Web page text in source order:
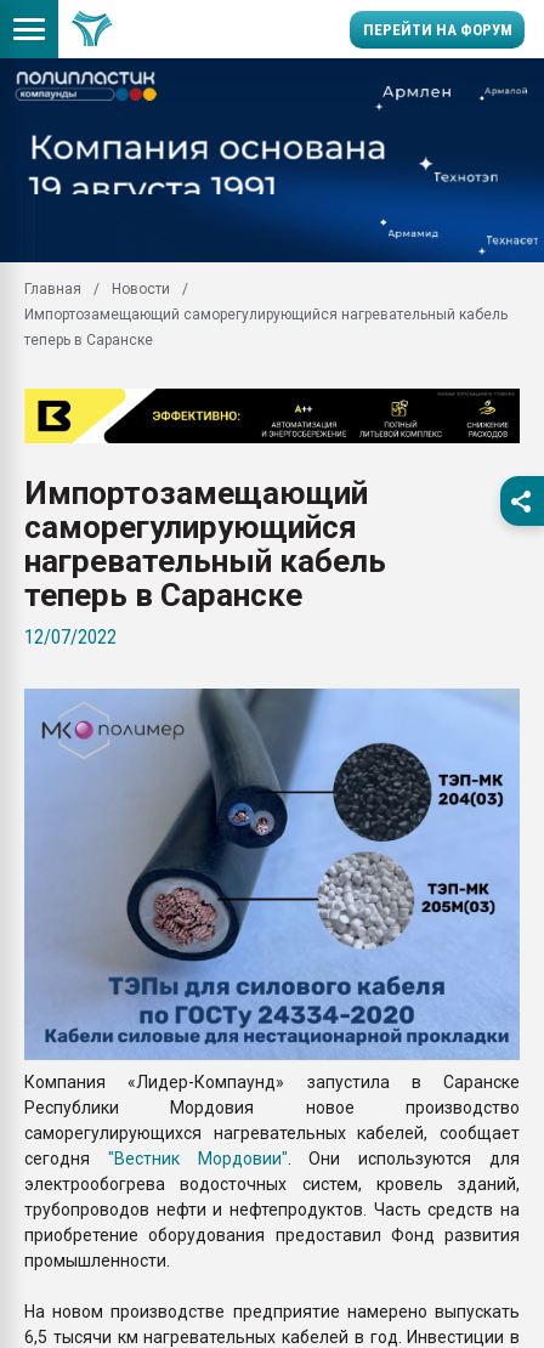
ПЕРЕЙТИ НА ФОРУМ
Вакуум-формовочные
28.07.2026
Всё, что касается
бутылок
вакуумного
Продам отходы
Armaloy PC/ABS-1IM
Главная
Новости
Импортозамещающий саморегулирующийся нагревательный кабель
теперь в Саранске
Импортозамещающий
саморегулирующийся
нагревательный кабель
теперь в Саранске
12/07/2022
Компания «Лидер-Компаунд» запустила в Саранске
Республики Мордовия новое производство
саморегулирующихся нагревательных кабелей, сообщает
сегодня "Вестник Мордовии" . Они используются для
электрообогрева водосточных систем, кровель зданий,
трубопроводов нефти и нефтепродуктов. Часть средств на
приобретение оборудования предоставил Фонд развития
промышленности.
На новом производстве предприятие намерено выпускать
6,5 тысячи км нагревательных кабелей в год. Инвестиции в